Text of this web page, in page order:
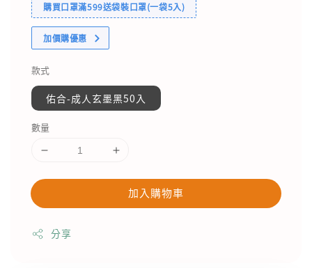
購買口罩滿599送袋裝口罩(一袋5入)
加價購優惠
款式
佑合-成人玄墨黑50入
數量
加入購物車
分享